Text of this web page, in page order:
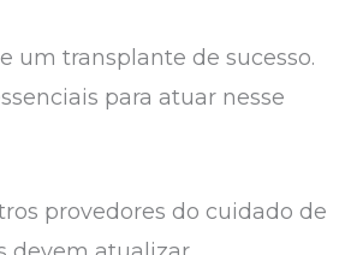
um transplante de sucesso.
para atuar nesse
provedores do cuidado de